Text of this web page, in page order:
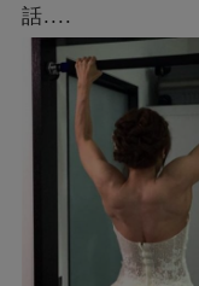
話....